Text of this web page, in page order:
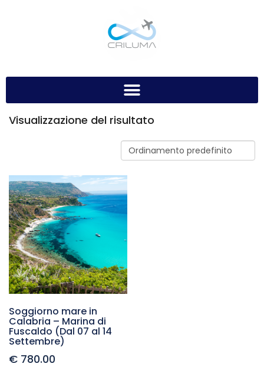
Visualizzazione del risultato
Soggiorno mare in
Calabria – Marina di
Fuscaldo (Dal 07 al 14
Settembre)
€ 780.00